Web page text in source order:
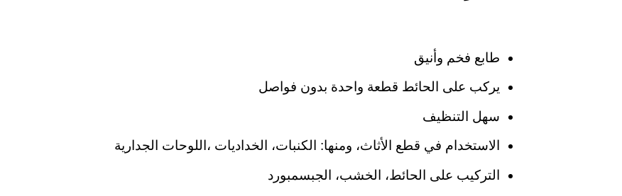
طابع فخم وأنيق
يركب على الحائط قطعة واحدة بدون فواصل
سهل التنظيف
الاستخدام في قطع الأثاث، ومنها: الكنبات، الخداديات ،اللوحات الجدارية
التركيب على الحائط، الخشب، الجبسمبورد